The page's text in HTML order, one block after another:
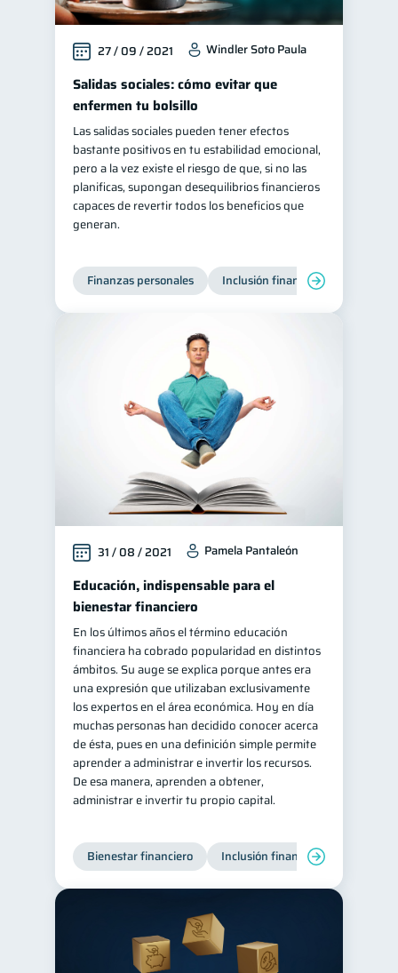
27 / 09 / 2021 Windler Soto Paula
Salidas sociales: cómo evitar que
enfermen tu bolsillo
Las salidas sociales pueden tener efectos
bastante positivos en tu estabilidad emocional,
pero a la vez existe el riesgo de que, si no las
planificas, supongan desequilibrios financieros
capaces de revertir todos los beneficios que
generan.
Finanzas personales Inclusión financiera
31 / 08 / 2021 Pamela Pantaleón
Educación, indispensable para el
bienestar financiero
En los últimos años el término educación
financiera ha cobrado popularidad en distintos
ámbitos. Su auge se explica porque antes era
una expresión que utilizaban exclusivamente
los expertos en el área económica. Hoy en día
muchas personas han decidido conocer acerca
de ésta, pues en una definición simple permite
aprender a administrar e invertir los recursos.
De esa manera, aprenden a obtener,
administrar e invertir tu propio capital.
Bienestar financiero Inclusión financiera